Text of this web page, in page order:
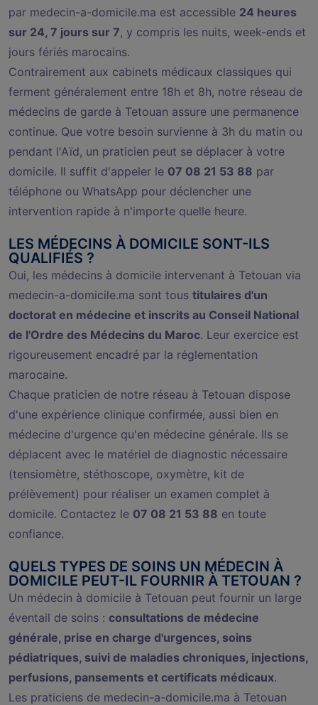
par medecin-a-domicile.ma est accessible 24 heures
sur 24, 7 jours sur 7, y compris les nuits, week-ends et
jours fériés marocains.
Contrairement aux cabinets médicaux classiques qui
ferment généralement entre 18h et 8h, notre réseau de
médecins de garde à Tetouan assure une permanence
continue. Que votre besoin survienne à 3h du matin ou
pendant l'Aïd, un praticien peut se déplacer à votre
domicile. Il suffit d'appeler le 07 08 21 53 88 par
téléphone ou WhatsApp pour déclencher une
intervention rapide à n'importe quelle heure.
LES MÉDECINS À DOMICILE SONT-ILS
QUALIFIÉS ?
Oui, les médecins à domicile intervenant à Tetouan via
medecin-a-domicile.ma sont tous titulaires d'un
doctorat en médecine et inscrits au Conseil National
de l'Ordre des Médecins du Maroc. Leur exercice est
rigoureusement encadré par la réglementation
marocaine.
Chaque praticien de notre réseau à Tetouan dispose
d'une expérience clinique confirmée, aussi bien en
médecine d'urgence qu'en médecine générale. Ils se
déplacent avec le matériel de diagnostic nécessaire
(tensiomètre, stéthoscope, oxymètre, kit de
prélèvement) pour réaliser un examen complet à
domicile. Contactez le 07 08 21 53 88 en toute
confiance.
QUELS TYPES DE SOINS UN MÉDECIN À
DOMICILE PEUT-IL FOURNIR À TETOUAN ?
Un médecin à domicile à Tetouan peut fournir un large
éventail de soins : consultations de médecine
générale, prise en charge d'urgences, soins
pédiatriques, suivi de maladies chroniques, injections,
perfusions, pansements et certificats médicaux.
Les praticiens de medecin-a-domicile.ma à Tetouan